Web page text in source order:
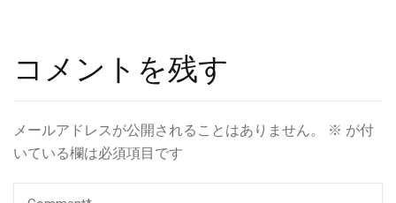
コメントを残す
メールアドレスが公開されることはありません。 ※ が付
いている欄は必須項目です